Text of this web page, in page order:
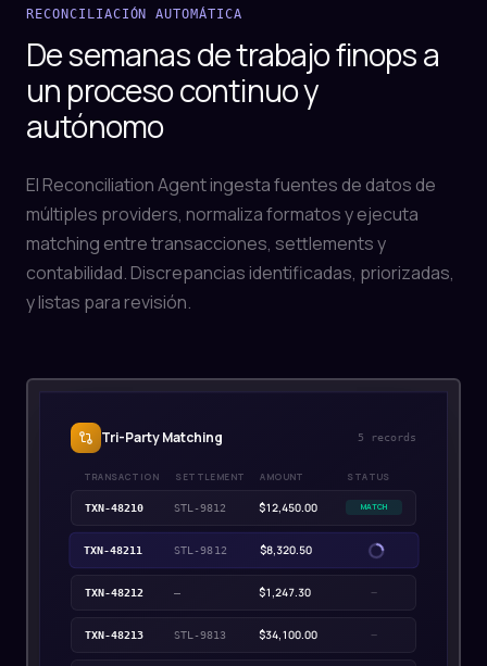
RECONCILIACIÓN AUTOMÁTICA
De semanas de trabajo finops a
un proceso continuo y
autónomo
El Reconciliation Agent ingesta fuentes de datos de
múltiples providers, normaliza formatos y ejecuta
matching entre transacciones, settlements y
contabilidad. Discrepancias identificadas, priorizadas,
y listas para revisión.
Tri-Party Matching 5 records
TRANSACTION SETTLEMENT AMOUNT STATUS
TXN-48210 STL-9812 $12,450.00 MATCH
TXN-48211 STL-9812 $8,320.50 MATCH
TXN-48212 — $1,247.30
TXN-48213 STL-9813 $34,100.00 —